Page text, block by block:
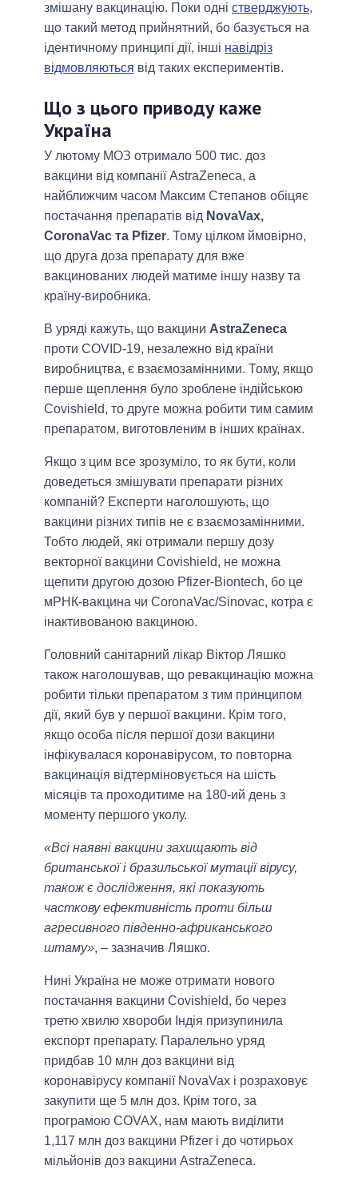
змішану вакцинацію. Поки одні стверджують,
що такий метод прийнятний, бо базується на
ідентичному принципі дії, інші навідріз
відмовляються від таких експериментів.
Що з цього приводу каже
Україна
У лютому МОЗ отримало 500 тис. доз
вакцини від компанії AstraZeneca, а
найближчим часом Максим Степанов обіцяє
постачання препаратів від NovaVax,
CoronaVac та Pfizer. Тому цілком ймовірно,
що друга доза препарату для вже
вакцинованих людей матиме іншу назву та
країну-виробника.
В уряді кажуть, що вакцини AstraZeneca
проти COVID-19, незалежно від країни
виробництва, є взаємозамінними. Тому, якщо
перше щеплення було зроблене індійською
Covishield, то друге можна робити тим самим
препаратом, виготовленим в інших країнах.
Якщо з цим все зрозуміло, то як бути, коли
доведеться змішувати препарати різних
компаній? Експерти наголошують, що
вакцини різних типів не є взаємозамінними.
Тобто людей, які отримали першу дозу
векторної вакцини Covishield, не можна
щепити другою дозою Pfizer-Biontech, бо це
мРНК-вакцина чи CoronaVac/Sinovac, котра є
інактивованою вакциною.
Головний санітарний лікар Віктор Ляшко
також наголошував, що ревакцинацію можна
робити тільки препаратом з тим принципом
дії, який був у першої вакцини. Крім того,
якщо особа після першої дози вакцини
інфікувалася коронавірусом, то повторна
вакцинація відтерміновується на шість
місяців та проходитиме на 180-ий день з
моменту першого уколу.
«Всі наявні вакцини захищають від
британської і бразильської мутації вірусу,
також є дослідження, які показують
часткову ефективність проти більш
агресивного південно-африканського
штаму», ‒ зазначив Ляшко.
Нині Україна не може отримати нового
постачання вакцини Covishield, бо через
третю хвилю хвороби Індія призупинила
експорт препарату. Паралельно уряд
придбав 10 млн доз вакцини від
коронавірусу компанії NovaVax і розраховує
закупити ще 5 млн доз. Крім того, за
програмою COVAX, нам мають виділити
1,117 млн доз вакцини Pfizer і до чотирьох
мільйонів доз вакцини AstraZeneca.